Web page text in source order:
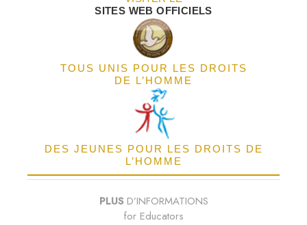
SITES WEB OFFICIELS
TOUS UNIS POUR LES DROITS
DE L’HOMME
DES JEUNES POUR LES DROITS DE
L’HOMME
PLUS D’INFORMATIONS
for Educators